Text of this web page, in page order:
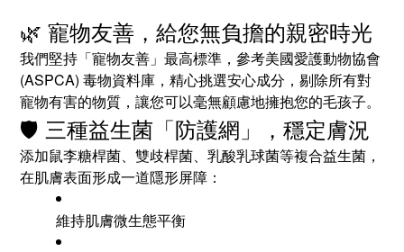
🌿 寵物友善，給您無負擔的親密時光
我們堅持「寵物友善」最高標準，參考美國愛護動物協會
(ASPCA) 毒物資料庫，精心挑選安心成分，剔除所有對
寵物有害的物質，讓您可以毫無顧慮地擁抱您的毛孩子。
🛡️ 三種益生菌「防護網」，穩定膚況
添加鼠李糖桿菌、雙歧桿菌、乳酸乳球菌等複合益生菌，
在肌膚表面形成一道隱形屏障：
維持肌膚微生態平衡